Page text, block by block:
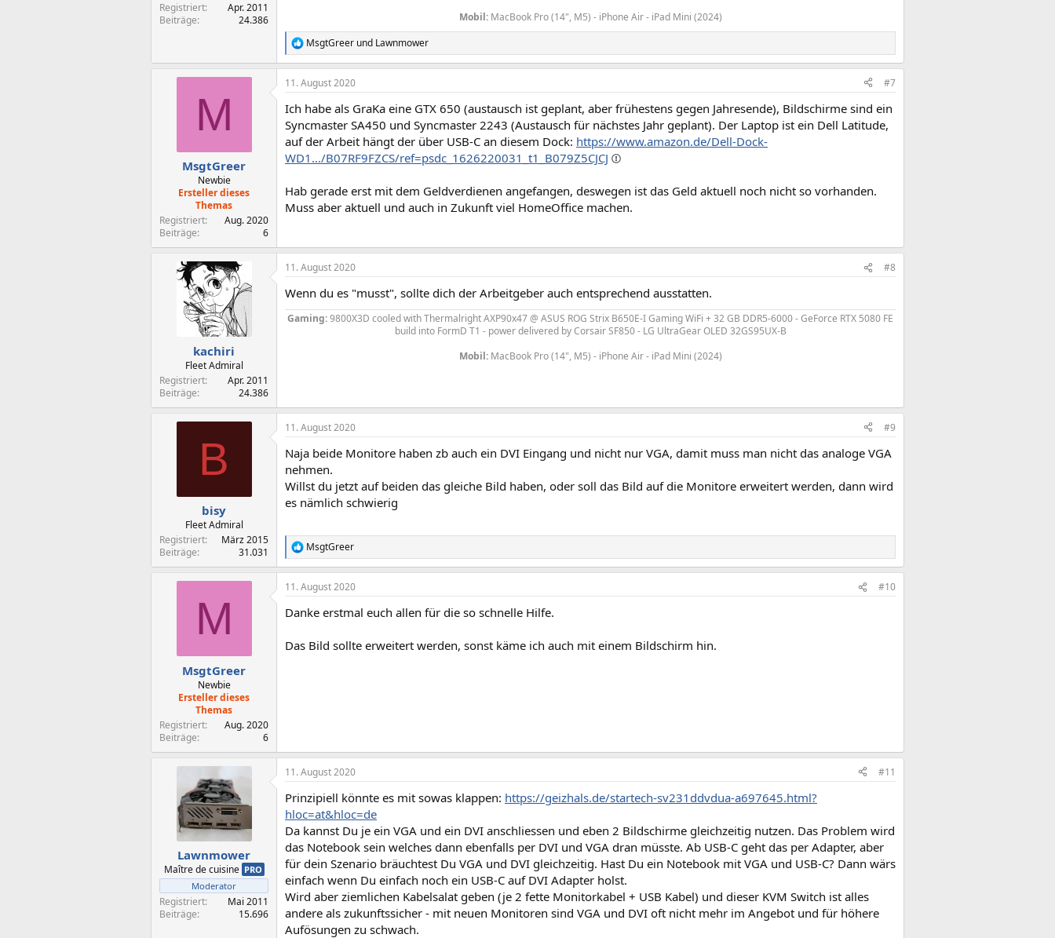
Registriert
Apr. 2011
Beiträge
24.386
Mobil:MacBook Pro (14", M5) - iPhone Air - iPad Mini (2024)
R
e
a
k
i
o
n
e
n
MsgtGreer und Lawnmower
M
MsgtGreer
Newbie
Ersteller dieses
Themas
Registriert
Aug. 2020
Beiträge
6
11. August 2020 #7
Ich habe als GraKa eine GTX 650 (austausch ist geplant, aber frühestens gegen Jahresende), Bildschirme sind ein
Syncmaster SA450 und Syncmaster 2243 (Austausch für nächstes Jahr geplant). Der Laptop ist ein Dell Latitude,
auf der Arbeit hängt der über USB-C an diesem Dock: https://www.amazon.de/Dell-Dock-
WD1.../B07RF9FZCS/ref=psdc_1626220031_t1_B079Z5CJCJ
Hab gerade erst mit dem Geldverdienen angefangen, deswegen ist das Geld aktuell noch nicht so vorhanden.
Muss aber aktuell und auch in Zukunft viel HomeOffice machen.
kachiri
Fleet Admiral
Registriert
Apr. 2011
Beiträge
24.386
11. August 2020 #8
Wenn du es "musst", sollte dich der Arbeitgeber auch entsprechend ausstatten.
Gaming:9800X3D cooled with Thermalright AXP90x47@ ASUS ROG Strix B650E-I Gaming WiFi + 32 GB DDR5-6000 - GeForce RTX 5080 FE
build into FormD T1 - power delivered byCorsair SF850 - LG UltraGear OLED 32GS95UX-B
Mobil:MacBook Pro (14", M5) - iPhone Air - iPad Mini (2024)
B
bisy
Fleet Admiral
Registriert
März 2015
Beiträge
31.031
11. August 2020 #9
Naja beide Monitore haben zb auch ein DVI Eingang und nicht nur VGA, damit muss man nicht das analoge VGA
nehmen.
Willst du jetzt auf beiden das gleiche Bild haben, oder soll das Bild auf die Monitore erweitert werden, dann wird
es nämlich schwierig
R
e
a
k
i
n
e
MsgtGreer
M
MsgtGreer
Newbie
Ersteller dieses
Themas
Registriert
Aug. 2020
Beiträge
6
11. August 2020 #10
Danke erstmal euch allen für die so schnelle Hilfe.
Das Bild sollte erweitert werden, sonst käme ich auch mit einem Bildschirm hin.
Lawnmower
Maître de cuisine PRO
Moderator
Registriert
Mai 2011
Beiträge
15.696
11. August 2020 #11
Prinzipiell könnte es mit sowas klappen: https://geizhals.de/startech-sv231ddvdua-a697645.html?
hloc=at&hloc=de
Da kannst Du je ein VGA und ein DVI anschliessen und eben 2 Bildschirme gleichzeitig nutzen. Das Problem wird
das Notebook sein welches dann ebenfalls per DVI und VGA dran müsste. Ab USB-C geht das per Adapter, aber
für dein Szenario bräuchtest Du VGA und DVI gleichzeitig. Hast Du ein Notebook mit VGA und USB-C? Dann wärs
einfach wenn Du einfach noch ein USB-C auf DVI Adapter holst.
Wird aber ziemlichen Kabelsalat geben (je 2 fette Monitorkabel + USB Kabel) und dieser KVM Switch ist alles
andere als zukunftssicher - mit neuen Monitoren sind VGA und DVI oft nicht mehr im Angebot und für höhere
Aufösungen zu schwach.